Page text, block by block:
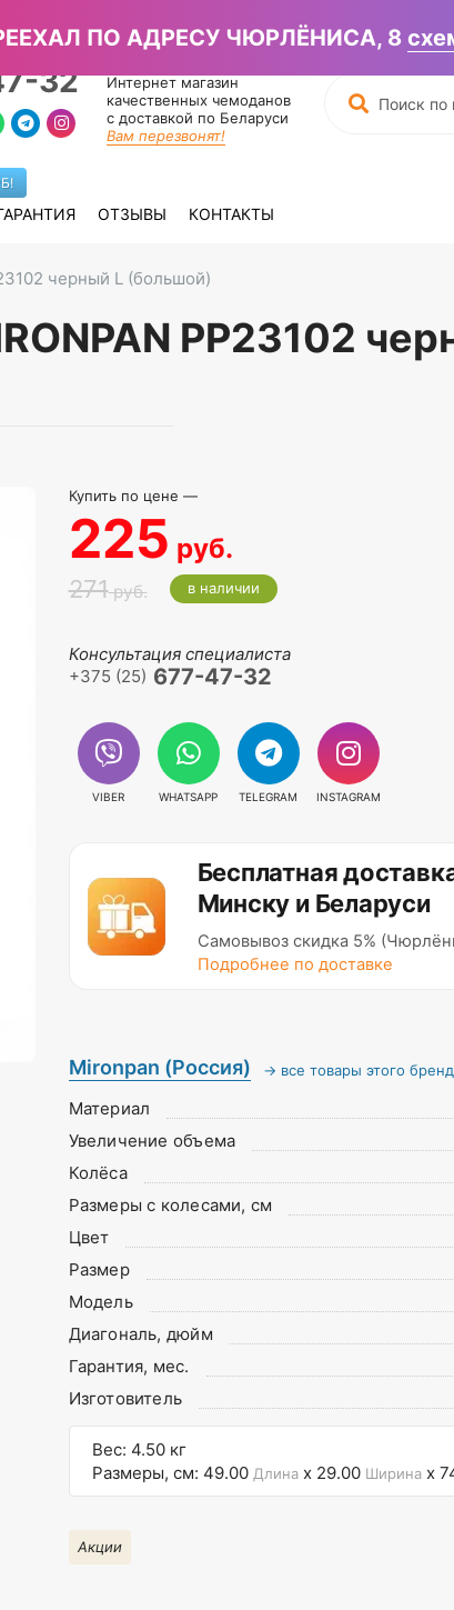
32
Интернет магазин
качественных чемоданов
с доставкой по Беларуси
Вам перезвонят!
ОТЗЫВЫ КОНТАКТЫ
черный L (большой)
PP23102
Купить по цене —
225 руб.
271руб. в наличии
Консультация специалиста
+375 (25) 677-47-32
VIBER WHATSAPP TELEGRAM INSTAGRAM
Бесплатная
Минску и Беларуси
Самовывоз скидка 5%
Подробнее по доставке
Mironpan (Россия) → все товары этого
Материал
Увеличение объема
Колёса
Размеры с колесами, см
Цвет
Размер
Модель
Диагональ, дюйм
Гарантия, мес.
Изготовитель
Вес: 4.50 кг
Размеры, см: 49.00 Длинаx 29.00 Ширинаx
Акции
ПО АДРЕСУ ЧЮРЛЁНИСА, 8